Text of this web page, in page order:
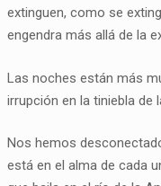
extinguen, como se
engendra más allá de la
Las noches están más
irrupción en la tiniebla de
Nos hemos
está en el alma de cada